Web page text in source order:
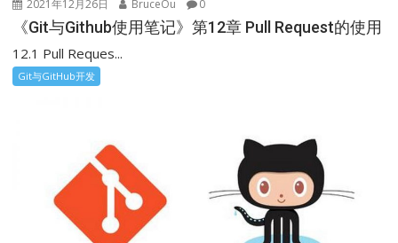
2021年12月26日 BruceOu 0
《Git与Github使用笔记》第12章 Pull Request的使用
12.1 Pull Reques...
Git与GitHub开发